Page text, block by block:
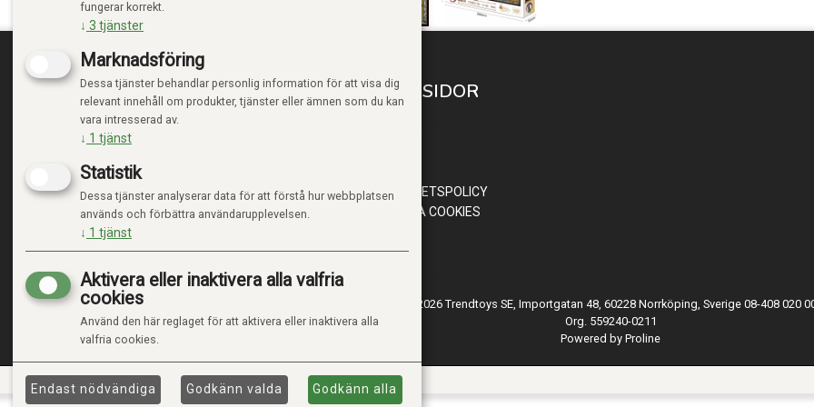
TRENDTOYS.SE
OM TRENDTOYS
MINA SIDOR
INTEGRITETSPOLICY
HANTERA COOKIES
© 2026 Trendtoys SE, Importgatan 48, 60228 Norrköping, Sverige 08-408 020
Org. 559240-0211
Powered by Proline
fungerar korrekt.
↓ 3 tjänster
Marknadsföring
Dessa tjänster behandlar personlig information för att visa dig
relevant innehåll om produkter, tjänster eller ämnen som du kan
vara intresserad av.
↓ 1 tjänst
Statistik
Dessa tjänster analyserar data för att förstå hur webbplatsen
används och förbättra användarupplevelsen.
↓ 1 tjänst
Aktivera eller inaktivera alla valfria
cookies
Använd den här reglaget för att aktivera eller inaktivera alla
valfria cookies.
Endast nödvändiga Godkänn valda Godkänn alla